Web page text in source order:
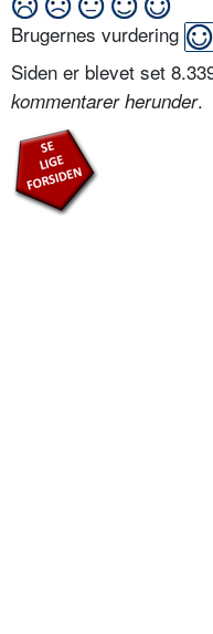
Brugernes vurdering
Siden er blevet set
kommentarer herunder.